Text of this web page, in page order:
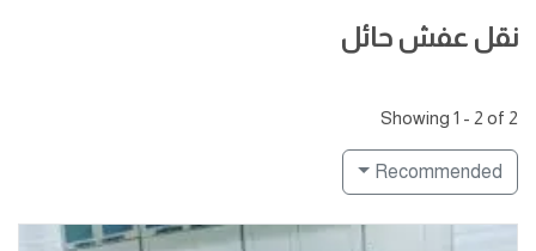
نقل عفش حائل
Showing 1 - 2 of 2
Recommended